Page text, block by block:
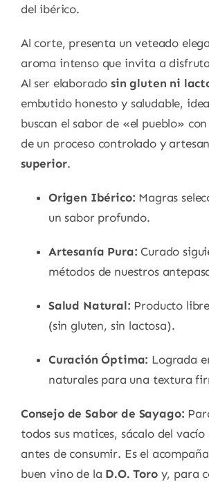
del ibérico.
Al corte, presenta un veteado
aroma intenso que invita a
Al ser elaboradosin gluten ni
embutido honesto y saludable,
buscan el sabor de «el pueblo»
de un proceso controlado y
superior.
Origen Ibérico: Magras
un sabor profundo.
Artesanía Pura: Curado
métodos de nuestros
Salud Natural: Producto
(sin gluten, sin lactosa).
Curación Óptima: Lograda
naturales para una textura
Consejo de Sabor de Sayago:
todos sus matices, sácalo del
antes de consumir. Es el
buen vino de la D.O. Toroy, para